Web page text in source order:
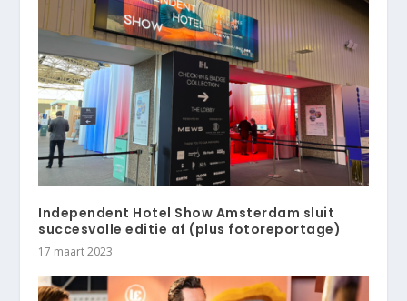
Independent Hotel Show Amsterdam sluit
succesvolle editie af (plus fotoreportage)
17 maart 2023